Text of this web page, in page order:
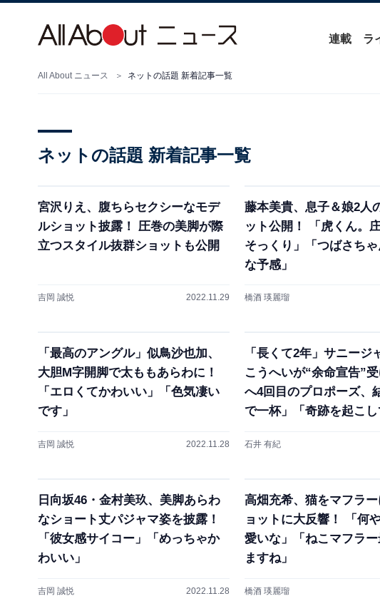
連載 ラ
All About ニュース ネットの話題 新着記事一覧
ネットの話題 新着記事一覧
宮沢りえ、腹ちらセクシーなモデ
ルショット披露！ 圧巻の美脚が際
立つスタイル抜群ショットも公開
吉岡 誠悦 2022.11.29
藤本美貴、息子＆娘2人
ット公開！ 「虎くん。
そっくり」「つばさち
な予感」
橋酒 瑛麗瑠
「最高のアングル」似鳥沙也加、
大胆M字開脚で太ももあらわに！
「エロくてかわいい」「色気凄い
です」
吉岡 誠悦 2022.11.28
「長くて2年」サニージ
こうへいが“余命宣告”
へ4回目のプロポーズ、
で一杯」「奇跡を起こし
石井 有紀
日向坂46・金村美玖、美脚あらわ
なショート丈パジャマ姿を披露！
「彼女感サイコー」「めっちゃか
わいい」
吉岡 誠悦 2022.11.28
高畑充希、猫をマフラ
ョットに大反響！ 「何
愛いな」「ねこマフラ
ますね」
橋酒 瑛麗瑠